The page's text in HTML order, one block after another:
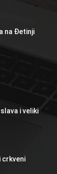
na Đetinji
slava i veliki
crkveni